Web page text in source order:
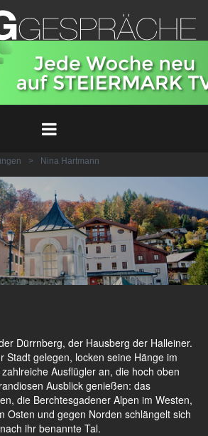
> Nina Hartmann
Dürrnberg, der Hausberg der Halleiner.
Stadt gelegen, locken seine Hänge im
Ausflügler an, die hoch oben
Ausblick genießen: das
die Berchtesgadener Alpen im Westen,
Osten und gegen Norden schlängelt sich
ihr benannte Tal.